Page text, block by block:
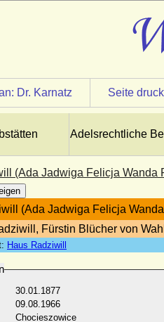
Dr. Karnatz Seite
Adelsrechtliche
(Ada Jadwiga Felicja Wanda
(Ada Jadwiga Felicja
Fürstin Blücher von
Haus Radziwill
30.01.1877
09.08.1966
Chocieszowice